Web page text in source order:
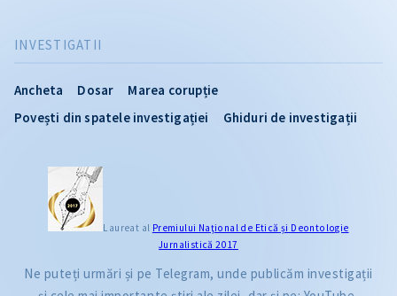
INVESTIGATII
Ancheta Dosar
Marea corupție
Povești din spatele investigației
Ghiduri de investigații
Laureat al Premiului Naţional de Etică și Deontologie
Jurnalistică 2017
Ne puteți urmări și pe Telegram, unde publicăm investigații